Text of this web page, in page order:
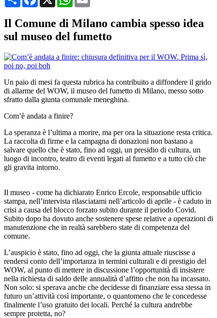
Il Comune di Milano cambia spesso idea
sul museo del fumetto
Un paio di mesi fa questa rubrica ha contribuito a diffondere il grido
di allarme del WOW, il museo del fumetto di Milano, messo sotto
sfratto dalla giunta comunale meneghina.
Com’è andata a finire?
La speranza è l’ultima a morire, ma per ora la situazione resta critica.
La raccolta di firme e la campagna di donazioni non bastano a
salvare quello che è stato, fino ad oggi, un presidio di cultura, un
luogo di incontro, teatro di eventi legati al fumetto e a tutto ciò che
gli gravita intorno.
Il museo - come ha dichiarato Enrico Ercole, responsabile ufficio
stampa, nell’intervista rilasciatami nell’articolo di aprile - è caduto in
crisi a causa del blocco forzato subito durante il periodo Covid.
Subito dopo ha dovuto anche sostenere spese relative a operazioni di
manutenzione che in realtà sarebbero state di competenza del
comune.
L’auspicio è stato, fino ad oggi, che la giunta attuale riuscisse a
rendersi conto dell’importanza in termini culturali e di prestigio del
WOW, al punto di mettere in discussione l’opportunità di insistere
nella richiesta di saldo delle annualità d’affitto che non ha incassato.
Non solo: si sperava anche che decidesse di finanziare essa stessa in
futuro un’attività così importante, o quantomeno che le concedesse
finalmente l’uso gratuito dei locali. Perché la cultura andrebbe
sempre protetta, no?